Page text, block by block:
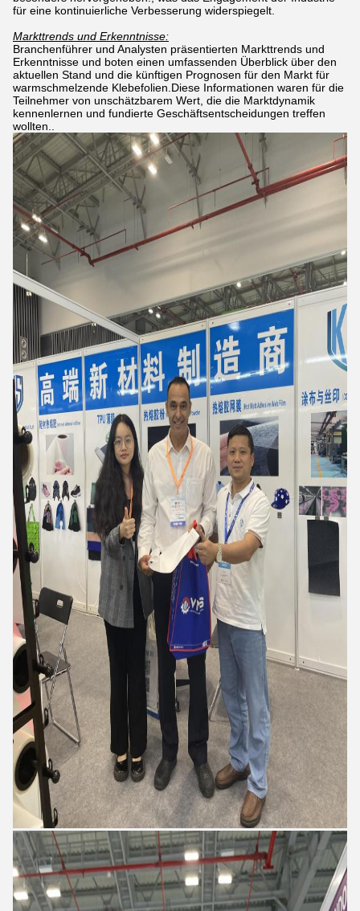
für eine kontinuierliche Verbesserung widerspiegelt.
Markttrends und Erkenntnisse:
Branchenführer und Analysten präsentierten Markttrends und
Erkenntnisse und boten einen umfassenden Überblick über den
aktuellen Stand und die künftigen Prognosen für den Markt für
warmschmelzende Klebefolien.Diese Informationen waren für die
Teilnehmer von unschätzbarem Wert, die die Marktdynamik
kennenlernen und fundierte Geschäftsentscheidungen treffen
wollten..